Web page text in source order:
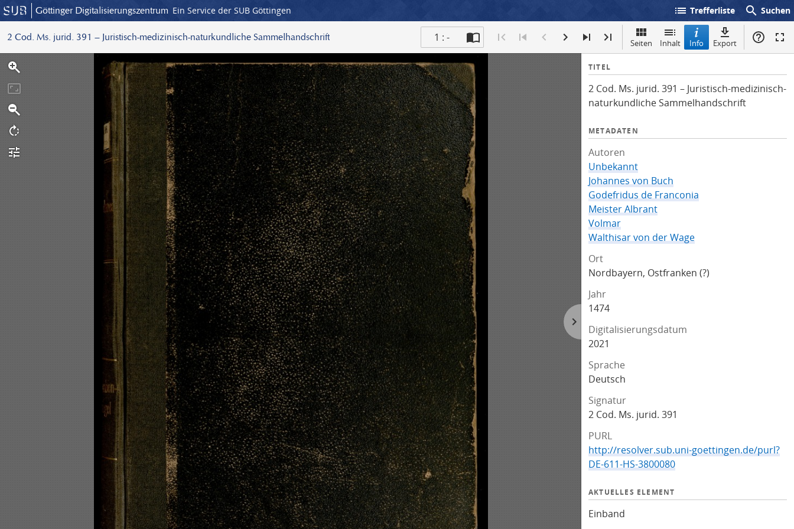
Göttinger Digitalisierungszentrum Ein Service der SUB Göttingen list Trefferliste search Suchen
2 Cod. Ms. jurid. 391 – Juristisch-medizinisch-naturkundliche Sammelhandschrift 1 : - Seiten Inhalt Info Export
I
f
o
TITEL
2 Cod. Ms. jurid. 391 – Juristisch-medizinisch-
naturkundliche Sammelhandschrift
METADATEN
Autoren
Unbekannt
Johannes von Buch
Godefridus de Franconia
Meister Albrant
Volmar
Walthisar von der Wage
Ort
Nordbayern, Ostfranken (?)
Jahr
1474
Digitalisierungsdatum
2021
Sprache
Deutsch
Signatur
2 Cod. Ms. jurid. 391
PURL
http://resolver.sub.uni-goettingen.de/purl?
DE-611-HS-3800080
AKTUELLES ELEMENT
Einband